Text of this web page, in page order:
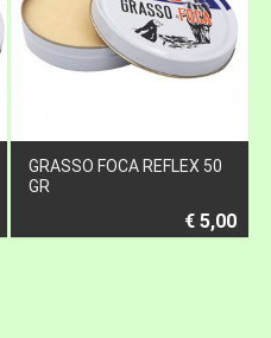
GRASSO FOCA REFLEX 50
GR
€ 5,00